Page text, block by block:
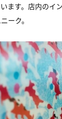
ます。店内のイ
ーク。